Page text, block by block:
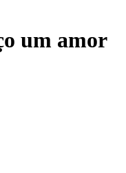
um amor